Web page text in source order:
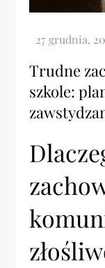
Trudne
szkole: